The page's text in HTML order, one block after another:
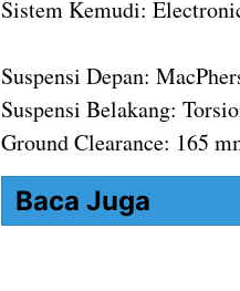
Sistem Kemudi:
Suspensi Depan:
Suspensi Belakang:
Ground Clearance: 165
Baca Juga